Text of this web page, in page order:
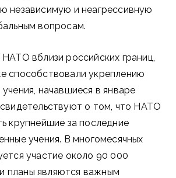
независимую и неагрессивную
вопросам.
вблизи российских границ,
способствовали укреплению
начавшиеся в январе
о том, что НАТО
крупнейшие за последние
учения. В многомесячных
участие около 90 000
планы являются важным